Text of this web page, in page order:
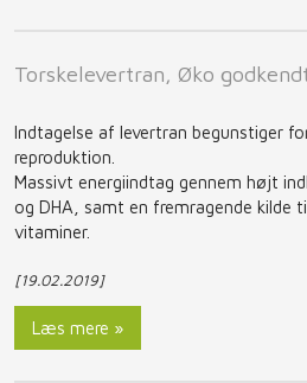
Torskelevertran, Øko
Indtagelse af levertran begunstiger
reproduktion.
Massivt energiindtag gennem højt
og DHA, samt en fremragende kilde
vitaminer.
[19.02.2019]
Læs mere »